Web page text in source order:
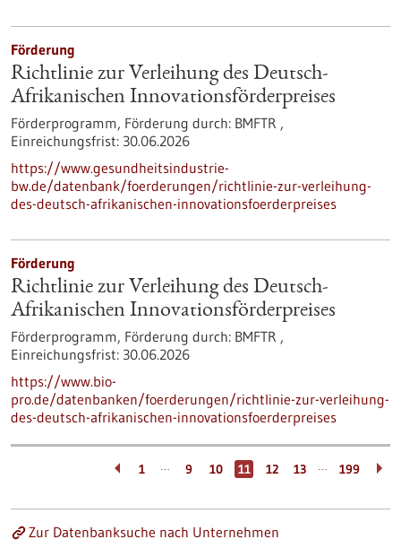
Förderung
Richtlinie zur Verleihung des Deutsch-
Afrikanischen Innovationsförderpreises
Förderprogramm, Förderung durch: BMFTR ,
Einreichungsfrist: 30.06.2026
https://www.gesundheitsindustrie-
bw.de/datenbank/foerderungen/richtlinie-zur-verleihung-
des-deutsch-afrikanischen-innovationsfoerderpreises
Förderung
Richtlinie zur Verleihung des Deutsch-
Afrikanischen Innovationsförderpreises
Förderprogramm, Förderung durch: BMFTR ,
Einreichungsfrist: 30.06.2026
https://www.bio-
pro.de/datenbanken/foerderungen/richtlinie-zur-verleihung-
des-deutsch-afrikanischen-innovationsfoerderpreises
1 … 9 10 11 12 13 … 199
Zur Datenbanksuche nach Unternehmen